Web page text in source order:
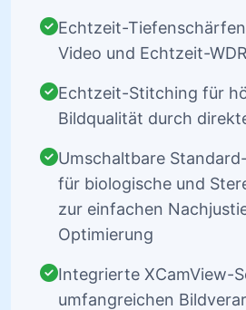
Echtzeit-
Video und Echtzeit-
Echtzeit-Stitching für
Bildqualität durch
Umschaltbare
für biologische und
zur einfachen
Optimierung
Integrierte XCamView-
umfangreichen